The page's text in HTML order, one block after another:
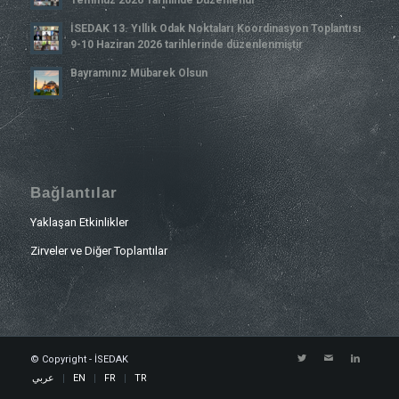
İSEDAK 13. Yıllık Odak Noktaları Koordinasyon Toplantısı
9-10 Haziran 2026 tarihlerinde düzenlenmiştir
Bayramınız Mübarek Olsun
Bağlantılar
Yaklaşan Etkinlikler
Zirveler ve Diğer Toplantılar
© Copyright - İSEDAK
عربي
EN FR TR